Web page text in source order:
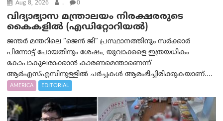
Aug 8, 2026 . 0
വിദ്യാഭ്യാസ മന്ത്രാലയം നിരക്ഷരരുടെ
കൈകളിൽ (എഡിറ്റോറിയല്‍)
ജന്തർ മന്തറിലെ “ജെൻ ജി” പ്രസ്ഥാനത്തിനും സർക്കാർ
പിന്നോട്ട് പോയതിനും ശേഷം, യുവാക്കളെ ഇത്രയധികം
കോപാകുലരാക്കാൻ കാരണമെന്താണെന്ന്
ആർ‌എസ്‌എസിനുള്ളിൽ ചർച്ചകൾ ആരംഭിച്ചിരിക്കുകയാണ്....
AMERICA EDITORIAL